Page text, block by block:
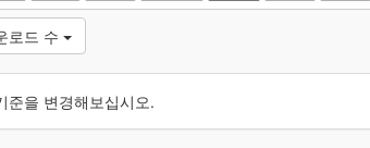
로드 수
준을 변경해보십시오.